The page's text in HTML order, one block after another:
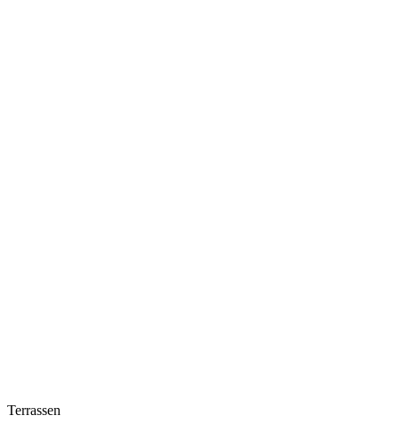
Terrassen